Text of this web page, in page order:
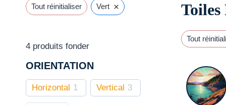
Tout
Tout réinitialiser Vert ×
4 produits fonder
ORIENTATION
Horizontal 1 Vertical 3